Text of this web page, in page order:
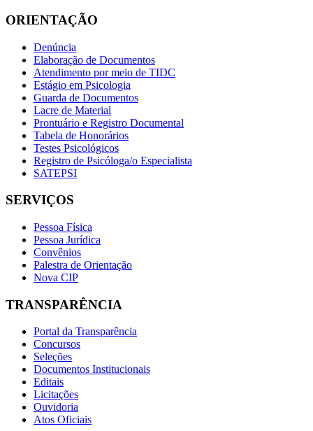
ORIENTAÇÃO
Denúncia
Elaboração de Documentos
Atendimento por meio de TIDC
Estágio em Psicologia
Guarda de Documentos
Lacre de Material
Prontuário e Registro Documental
Tabela de Honorários
Testes Psicológicos
Registro de Psicóloga/o Especialista
SATEPSI
SERVIÇOS
Pessoa Física
Pessoa Jurídica
Convênios
Palestra de Orientação
Nova CIP
TRANSPARÊNCIA
Portal da Transparência
Concursos
Seleções
Documentos Institucionais
Editais
Licitações
Ouvidoria
Atos Oficiais